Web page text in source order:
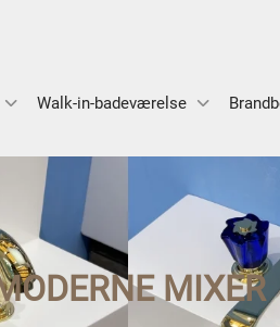
Walk-in-badeværelse
MIXER